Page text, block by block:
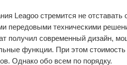
Leagoo стремится не
передовыми техническими
получил современный дизайн,
функции. При этом
Однако обо всем по порядку.